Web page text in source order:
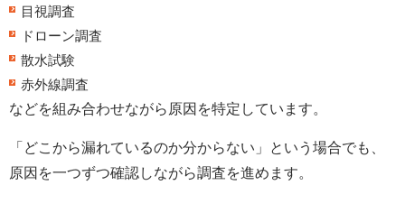
目視調査
ドローン調査
散水試験
赤外線調査
などを組み合わせながら原因を特定しています。
「どこから漏れているのか分からない」という場合でも、
原因を一つずつ確認しながら調査を進めます。